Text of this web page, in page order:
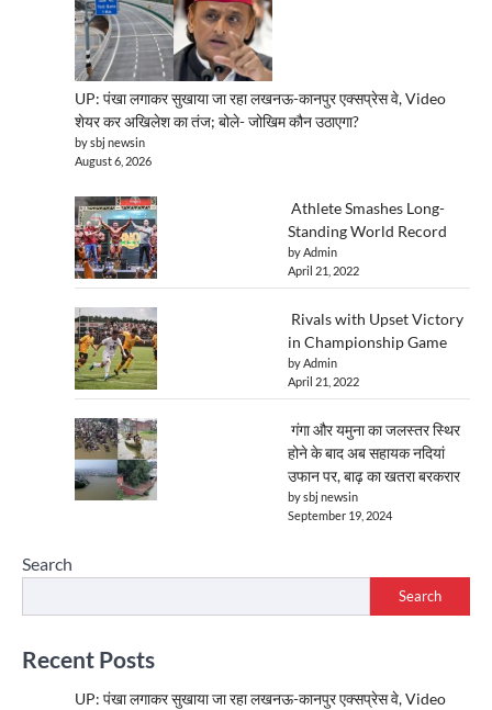
UP: पंखा लगाकर सुखाया जा रहा लखनऊ-कानपुर एक्सप्रेस वे, Video
शेयर कर अखिलेश का तंज; बोले- जोखिम कौन उठाएगा?
by sbj newsin
August 6, 2026
Athlete Smashes Long-
Standing World Record
by Admin
April 21, 2022
Rivals with Upset Victory
in Championship Game
by Admin
April 21, 2022
गंगा और यमुना का जलस्तर स्थिर
होने के बाद अब सहायक नदियां
उफान पर, बाढ़ का खतरा बरकरार
by sbj newsin
September 19, 2024
Search
Search
Recent Posts
UP: पंखा लगाकर सुखाया जा रहा लखनऊ-कानपुर एक्सप्रेस वे, Video